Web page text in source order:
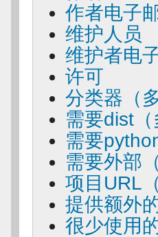
作者电子
维护人员
维护者电
许可
分类器（
需要dist
需要
需要外部
项目URL
提供额外
很少使用